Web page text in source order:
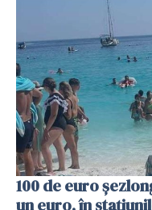
100 de euro
un euro, în